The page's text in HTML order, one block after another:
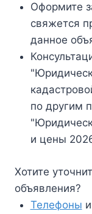
Оформите
свяжется
данное
по другим
и цены
Хотите
объявления?
Телефоны